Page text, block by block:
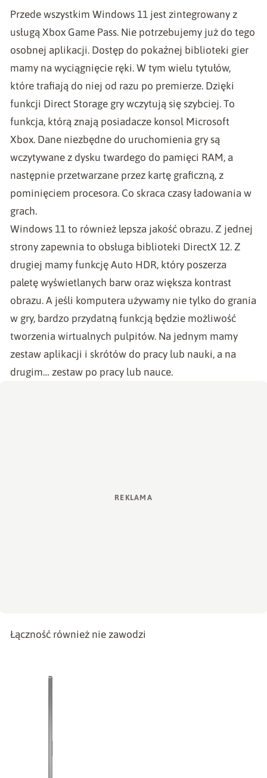
Przede wszystkim Windows 11 jest zintegrowany z
usługą Xbox Game Pass. Nie potrzebujemy już do tego
osobnej aplikacji. Dostęp do pokaźnej biblioteki gier
mamy na wyciągnięcie ręki. W tym wielu tytułów,
które trafiają do niej od razu po premierze. Dzięki
funkcji Direct Storage gry wczytują się szybciej. To
funkcja, którą znają posiadacze konsol Microsoft
Xbox. Dane niezbędne do uruchomienia gry są
wczytywane z dysku twardego do pamięci RAM, a
następnie przetwarzane przez kartę graficzną, z
pominięciem procesora. Co skraca czasy ładowania w
grach.
Windows 11 to również lepsza jakość obrazu. Z jednej
strony zapewnia to obsługa biblioteki DirectX 12. Z
drugiej mamy funkcję Auto HDR, który poszerza
paletę wyświetlanych barw oraz większa kontrast
obrazu. A jeśli komputera używamy nie tylko do grania
w gry, bardzo przydatną funkcją będzie możliwość
tworzenia wirtualnych pulpitów. Na jednym mamy
zestaw aplikacji i skrótów do pracy lub nauki, a na
drugim… zestaw po pracy lub nauce.
Łączność również nie zawodzi